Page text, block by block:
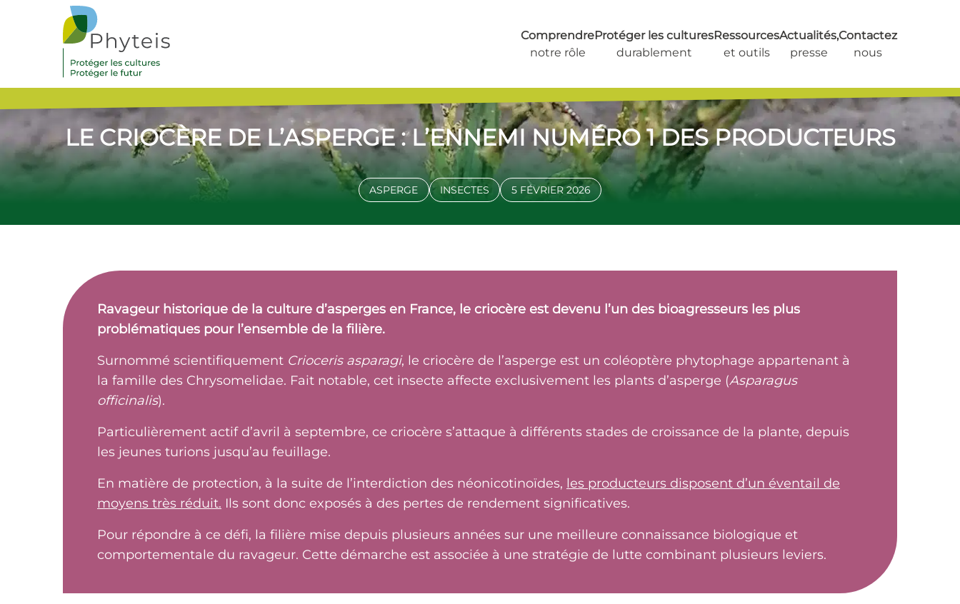
Comprendre
notre rôle
Protéger les cultures
durablement
Ressources
et outils
Actualités,
presse
Contactez
nous
LE CRIOCÈRE DE L’ASPERGE : L’ENNEMI NUMÉRO 1 DES PRODUCTEURS
ASPERGE INSECTES 5 FÉVRIER 2026
Ravageur historique de la culture d’asperges en France, le criocère est devenu l’un des bioagresseurs les plus
problématiques pour l’ensemble de la filière.
Surnommé scientifiquement Crioceris asparagi, le criocère de l’asperge est un coléoptère phytophage appartenant à
la famille des Chrysomelidae. Fait notable, cet insecte affecte exclusivement les plants d’asperge (Asparagus
officinalis).
Particulièrement actif d’avril à septembre, ce criocère s’attaque à différents stades de croissance de la plante, depuis
les jeunes turions jusqu’au feuillage.
En matière de protection, à la suite de l’interdiction des néonicotinoïdes, les producteurs disposent d’un éventail de
moyens très réduit. Ils sont donc exposés à des pertes de rendement significatives.
Pour répondre à ce défi, la filière mise depuis plusieurs années sur une meilleure connaissance biologique et
comportementale du ravageur. Cette démarche est associée à une stratégie de lutte combinant plusieurs leviers.